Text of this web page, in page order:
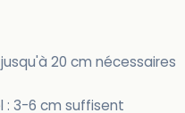
20 cm nécessaires
: 3-6 cm suffisent